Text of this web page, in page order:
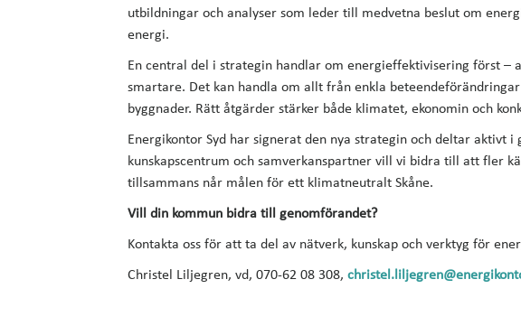
utbildningar och analyser som leder till medvetna beslut om
energi.
En central del i strategin handlar om energieffektivisering först –
smartare. Det kan handla om allt från enkla
byggnader. Rätt åtgärder stärker både klimatet, ekonomin och
Energikontor Syd har signerat den nya strategin och deltar aktivt
kunskapscentrum och samverkanspartner vill vi bidra till att fler
tillsammans når målen för ett klimatneutralt Skåne.
Vill din kommun bidra till genomförandet?
Kontakta oss för att ta del av nätverk, kunskap och verktyg för
Christel Liljegren, vd, 070-62 08 308,